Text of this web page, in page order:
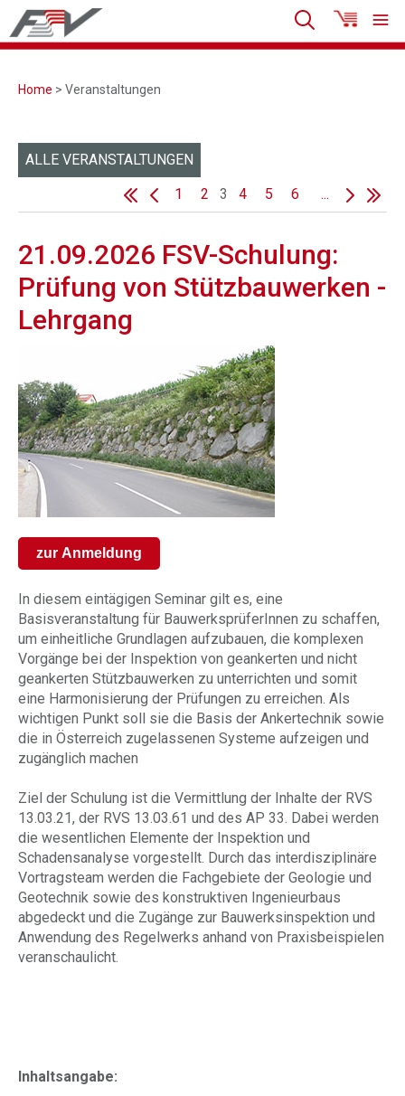
Home > Veranstaltungen
ALLE VERANSTALTUNGEN
1
2 3 4 5 6 ...
21.09.2026 FSV-Schulung:
Prüfung von Stützbauwerken -
Lehrgang
zur Anmeldung
In diesem eintägigen Seminar gilt es, eine
Basisveranstaltung für BauwerksprüferInnen zu schaffen,
um einheitliche Grundlagen aufzubauen, die komplexen
Vorgänge bei der Inspektion von geankerten und nicht
geankerten Stützbauwerken zu unterrichten und somit
eine Harmonisierung der Prüfungen zu erreichen. Als
wichtigen Punkt soll sie die Basis der Ankertechnik sowie
die in Österreich zugelassenen Systeme aufzeigen und
zugänglich machen
Ziel der Schulung ist die Vermittlung der Inhalte der RVS
13.03.21, der RVS 13.03.61 und des AP 33. Dabei werden
die wesentlichen Elemente der Inspektion und
Schadensanalyse vorgestellt. Durch das interdisziplinäre
Vortragsteam werden die Fachgebiete der Geologie und
Geotechnik sowie des konstruktiven Ingenieurbaus
abgedeckt und die Zugänge zur Bauwerksinspektion und
Anwendung des Regelwerks anhand von Praxisbeispielen
veranschaulicht.
Inhaltsangabe: